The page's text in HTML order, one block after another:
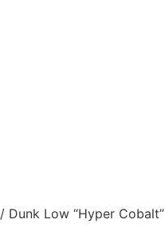
/ Dunk Low “Hyper Cobalt”